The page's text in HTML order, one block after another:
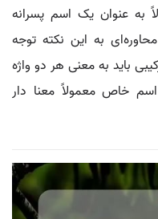
به عنوان یک اسم پسرانه
به این نکته توجه
باید به معنی هر دو واژه
خاص معمولاً معنا دار